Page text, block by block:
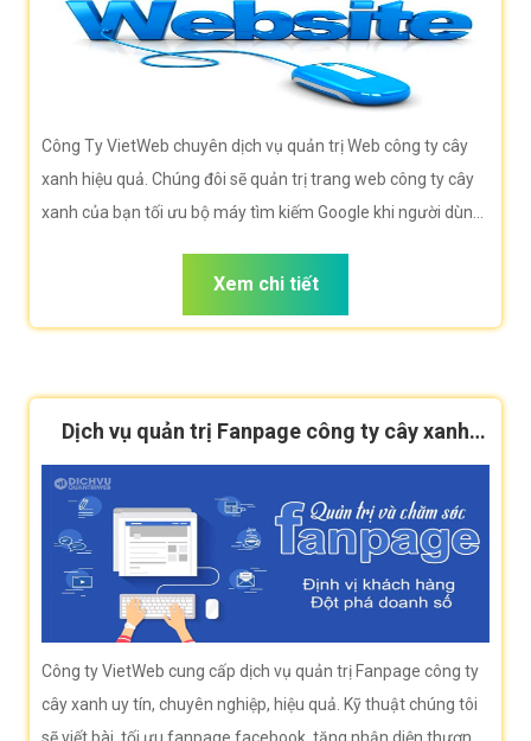
Công Ty VietWeb chuyên dịch vụ quản trị Web công ty cây
xanh hiệu quả. Chúng đôi sẽ quản trị trang web công ty cây
xanh của bạn tối ưu bộ máy tìm kiếm Google khi người dùng
Xem chi tiết
Dịch vụ quản trị Fanpage công ty cây xanh
Công ty VietWeb cung cấp dịch vụ quản trị Fanpage công ty
cây xanh uy tín, chuyên nghiệp, hiệu quả. Kỹ thuật chúng tôi